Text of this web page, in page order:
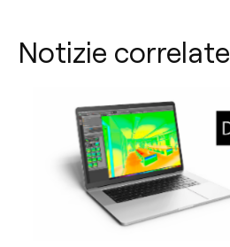
Notizie correlate